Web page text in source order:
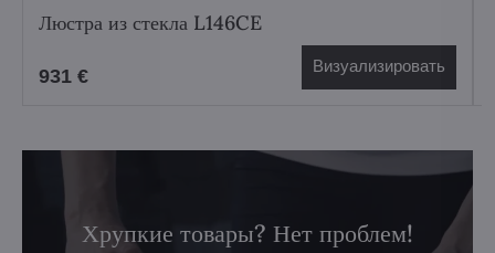
Люстра из стекла L146CE
931 € Визуализировать
Хрупкие товары? Нет проблем!